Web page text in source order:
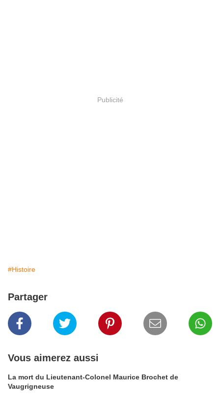
Publicité
#Histoire
Partager
Vous aimerez aussi
La mort du Lieutenant-Colonel Maurice Brochet de
Vaugrigneuse